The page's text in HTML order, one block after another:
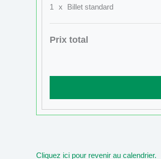
1 x Billet standard
Prix total
Cliquez ici pour revenir au calendrier.